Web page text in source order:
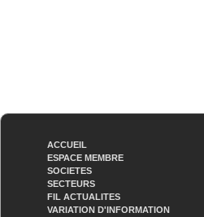
ACCUEIL
ESPACE MEMBRE
SOCIETES
SECTEURS
FIL ACTUALITES
VARIATION D'INFORMATION